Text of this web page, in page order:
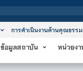
สถา
การดำเนินงานด้านคุณธรรม
ข้อมูลสถาบัน หน่วยงา